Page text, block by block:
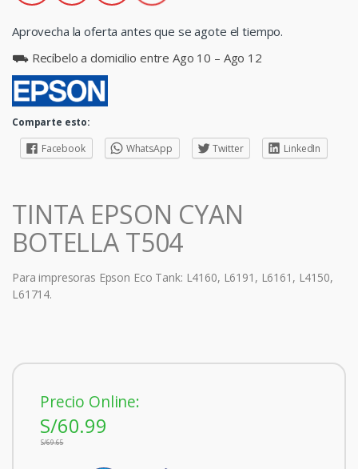
Aprovecha la oferta antes que se agote el tiempo.
⛟ Recíbelo a domicilio entre Ago 10 – Ago 12
Comparte esto:
Facebook
WhatsApp Twitter LinkedIn
TINTA EPSON CYAN
BOTELLA T504
Para impresoras Epson Eco Tank: L4160, L6191, L6161, L4150,
L61714.
Precio Online:
S/60.99
S/69.65